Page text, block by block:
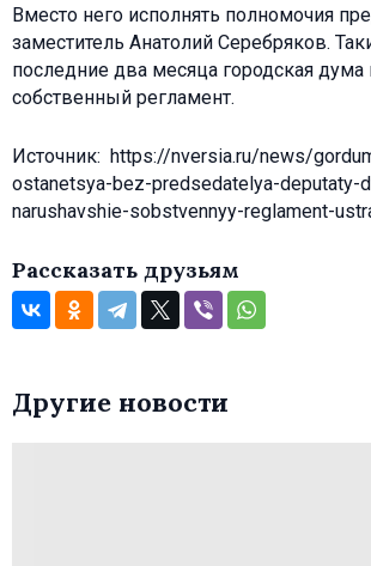
Вместо него исполнять полномочия
заместитель Анатолий Серебряков.
последние два месяца городская дума
собственный регламент.
Источник: https://nversia.ru/news/
ostanetsya-bez-predsedatelya-deputaty-
narushavshie-sobstvennyy-reglament-
Рассказать друзьям
Другие новости